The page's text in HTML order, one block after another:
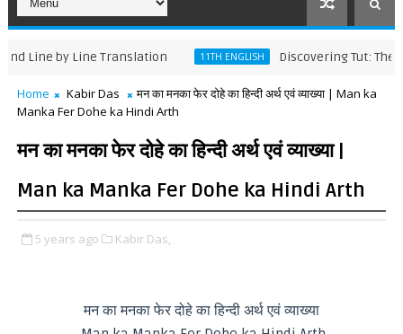
by Line Translation 11TH ENGLISH Discovering Tut: The Saga
Home Kabir Das
मन का मनका फेर दोहे का हिन्दी अर्थ एवं व्याख्या | Man ka
Manka Fer Dohe ka Hindi Arth
मन का मनका फेर दोहे का हिन्दी अर्थ एवं व्याख्या |
Man ka Manka Fer Dohe ka Hindi Arth
5 years ago Kabir Das,
मन का मनका फेर दोहे का हिन्दी अर्थ एवं व्याख्या